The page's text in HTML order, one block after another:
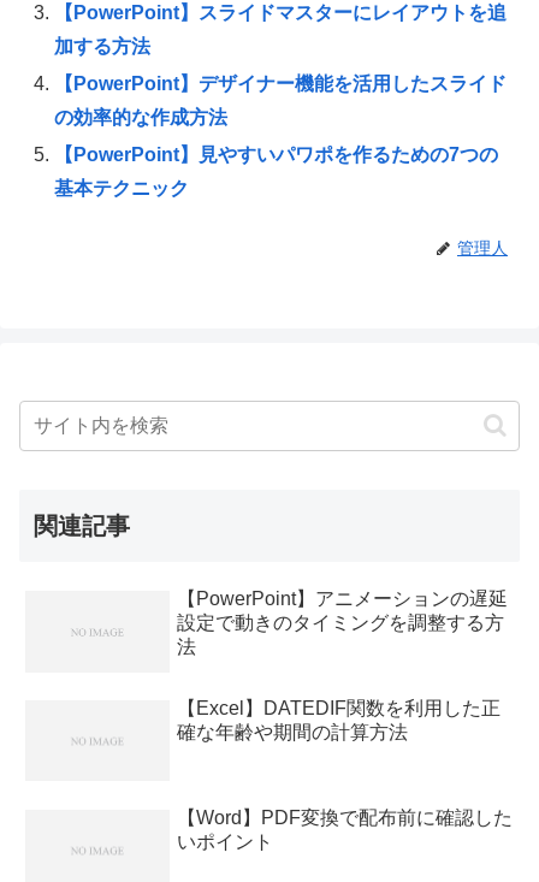
【PowerPoint】スライドマスターにレイアウトを追
加する方法
【PowerPoint】デザイナー機能を活用したスライド
の効率的な作成方法
【PowerPoint】見やすいパワポを作るための7つの
基本テクニック
管理人
関連記事
【PowerPoint】アニメーションの遅延
設定で動きのタイミングを調整する方
法
【Excel】DATEDIF関数を利用した正
確な年齢や期間の計算方法
【Word】PDF変換で配布前に確認した
いポイント